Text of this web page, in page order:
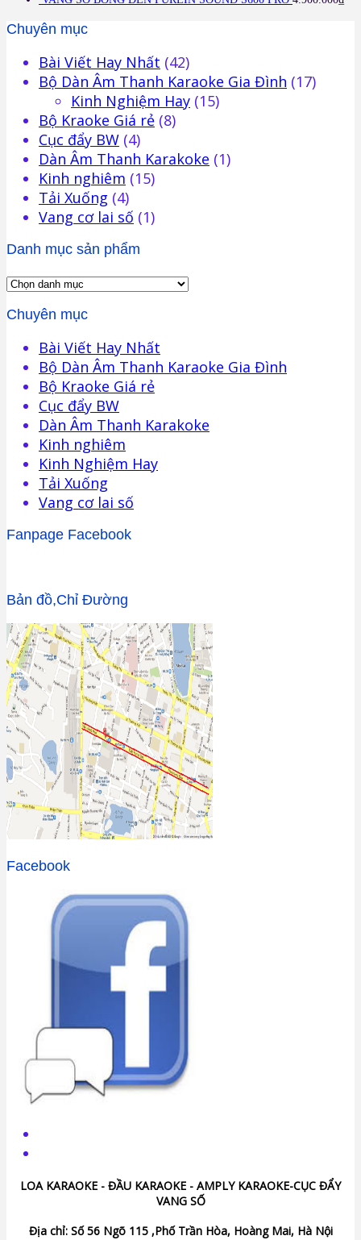
Chuyên mục
Bài Viết Hay Nhất (42)
Bộ Dàn Âm Thanh Karaoke Gia Đình (17)
Kinh Nghiệm Hay (15)
Bộ Kraoke Giá rẻ (8)
Cục đẩy BW (4)
Dàn Âm Thanh Karakoke (1)
Kinh nghiêm (15)
Tải Xuống (4)
Vang cơ lai số (1)
Danh mục sản phẩm
Chuyên mục
Bài Viết Hay Nhất
Bộ Dàn Âm Thanh Karaoke Gia Đình
Bộ Kraoke Giá rẻ
Cục đẩy BW
Dàn Âm Thanh Karakoke
Kinh nghiêm
Kinh Nghiệm Hay
Tải Xuống
Vang cơ lai số
Fanpage Facebook
Bản đồ,Chỉ Đường
Facebook
LOA KARAOKE - ĐẦU KARAOKE - AMPLY KARAOKE-CỤC ĐẨY
VANG SỐ
Địa chỉ: Số 56 Ngõ 115 ,Phố Trần Hòa, Hoàng Mai, Hà Nội